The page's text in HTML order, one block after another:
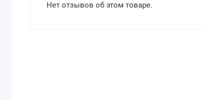
Нет отзывов об этом товаре.